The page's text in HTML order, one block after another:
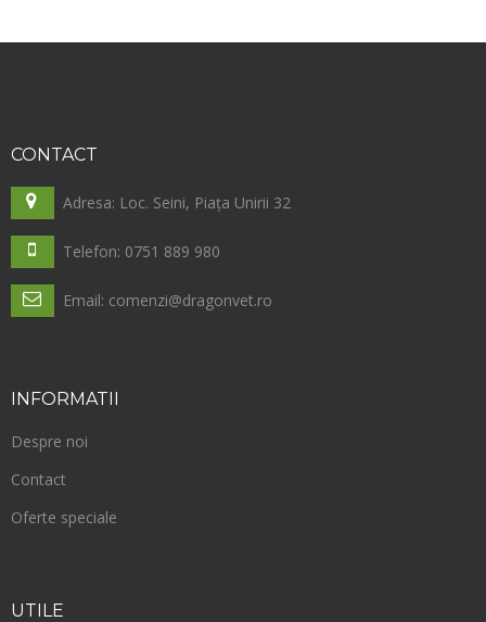
CONTACT
Adresa: Loc. Seini, Piața Unirii 32
Telefon: 0751 889 980
Email: comenzi@dragonvet.ro
INFORMATII
Despre noi
Contact
Oferte speciale
UTILE